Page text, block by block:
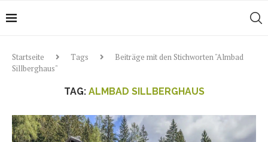
Startseite Tags
Beiträge mit den Stichworten "Almbad
Sillberghaus"
TAG: ALMBAD SILLBERGHAUS